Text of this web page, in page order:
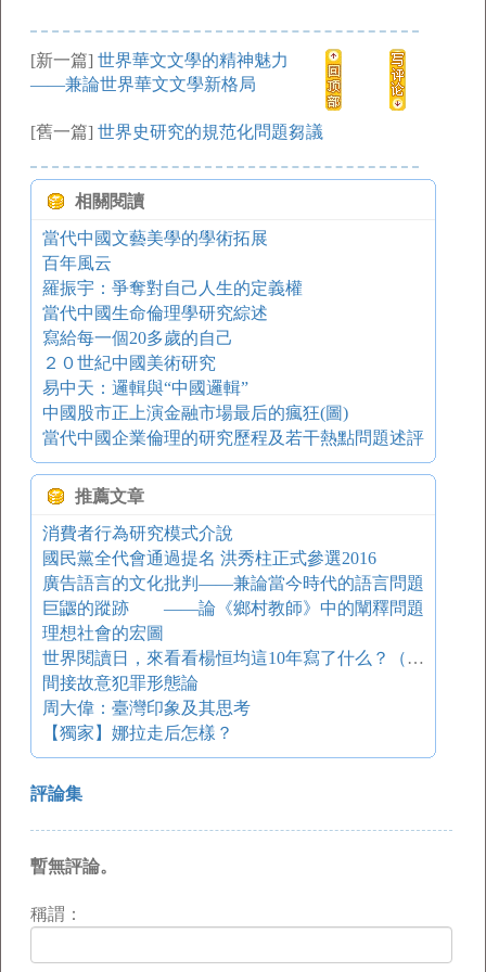
[新一篇] 世界華文文學的精神魅力
——兼論世界華文文學新格局
[舊一篇] 世界史研究的規范化問題芻議
相關閱讀
當代中國文藝美學的學術拓展
百年風云
羅振宇：爭奪對自己人生的定義權
當代中國生命倫理學研究綜述
寫給每一個20多歲的自己
２０世紀中國美術研究
易中天：邏輯與“中國邏輯”
中國股市正上演金融市場最后的瘋狂(圖)
當代中國企業倫理的研究歷程及若干熱點問題述評
推薦文章
消費者行為研究模式介說
國民黨全代會通過提名 洪秀柱正式參選2016
廣告語言的文化批判——兼論當今時代的語言問題
巨鼴的蹤跡 ——論《鄉村教師》中的闡釋問題
理想社會的宏圖
世界閱讀日，來看看楊恒均這10年寫了什么？（楊恒均全集簽名本首次發售！）
間接故意犯罪形態論
周大偉：臺灣印象及其思考
【獨家】娜拉走后怎樣？
評論集
暫無評論。
稱謂：